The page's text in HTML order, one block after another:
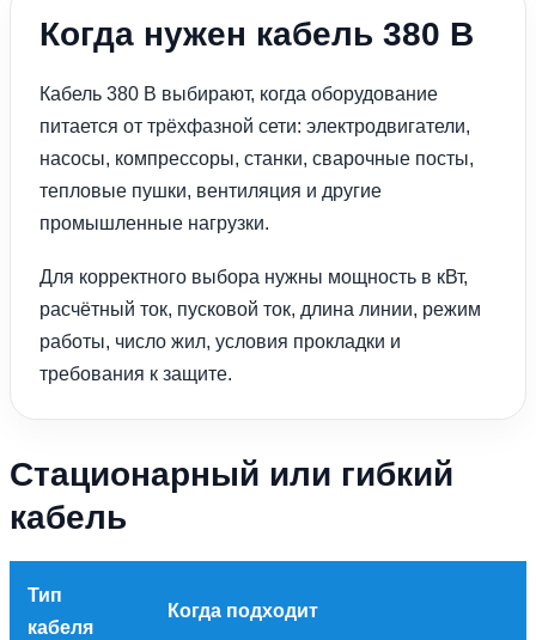
Когда нужен кабель 380 В
Кабель 380 В выбирают, когда оборудование
питается от трёхфазной сети: электродвигатели,
насосы, компрессоры, станки, сварочные посты,
тепловые пушки, вентиляция и другие
промышленные нагрузки.
Для корректного выбора нужны мощность в кВт,
расчётный ток, пусковой ток, длина линии, режим
работы, число жил, условия прокладки и
требования к защите.
Стационарный или гибкий
кабель
Тип
кабеля
Когда подходит